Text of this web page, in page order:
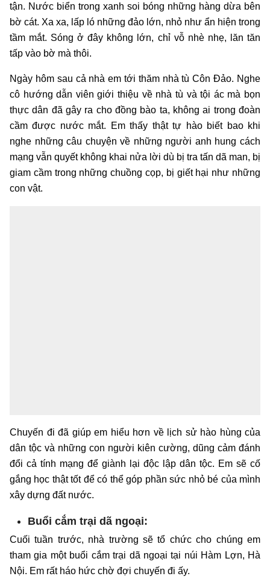
tận. Nước biển trong xanh soi bóng những hàng dừa bên
bờ cát. Xa xa, lấp ló những đảo lớn, nhỏ như ẩn hiện trong
tầm mắt. Sóng ở đây không lớn, chỉ vỗ nhè nhẹ, lăn tăn
tấp vào bờ mà thôi.
Ngày hôm sau cả nhà em tới thăm nhà tù Côn Đảo. Nghe
cô hướng dẫn viên giới thiệu về nhà tù và tội ác mà bọn
thực dân đã gây ra cho đồng bào ta, không ai trong đoàn
cầm được nước mắt. Em thấy thật tự hào biết bao khi
nghe những câu chuyện về những người anh hung cách
mạng vẫn quyết không khai nửa lời dù bị tra tấn dã man, bị
giam cầm trong những chuồng cọp, bị giết hại như những
con vật.
Chuyến đi đã giúp em hiểu hơn về lịch sử hào hùng của
dân tộc và những con người kiên cường, dũng cảm đánh
đổi cả tính mạng để giành lại độc lập dân tộc. Em sẽ cố
gắng học thật tốt để có thể góp phần sức nhỏ bé của mình
xây dựng đất nước.
Buổi cắm trại dã ngoại:
Cuối tuần trước, nhà trường sẽ tổ chức cho chúng em
tham gia một buổi cắm trại dã ngoại tại núi Hàm Lợn, Hà
Nội. Em rất háo hức chờ đợi chuyến đi ấy.